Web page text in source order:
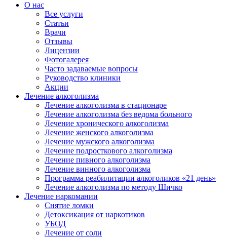
О нас
Все услуги
Статьи
Врачи
Отзывы
Лицензии
Фотогалерея
Часто задаваемые вопросы
Руководство клиники
Акции
Лечение алкоголизма
Лечение алкоголизма в стационаре
Лечение алкоголизма без ведома больного
Лечение хронического алкоголизма
Лечение женского алкоголизма
Лечение мужского алкоголизма
Лечение подросткового алкоголизма
Лечение пивного алкоголизма
Лечение винного алкоголизма
Программа реабилитации алкоголиков «21 день»
Лечение алкоголизма по методу Шичко
Лечение наркомании
Снятие ломки
Детоксикация от наркотиков
УБОД
Лечение от соли